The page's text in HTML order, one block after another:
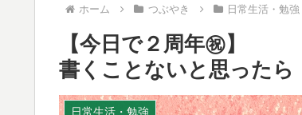
ホーム つぶやき 日常生活・勉強
【今日で２周年㊗】
書くことないと思ったら
日常生活・勉強